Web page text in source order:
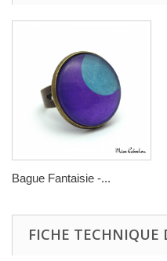
Bague Fantaisie -...
FICHE TECHNIQUE